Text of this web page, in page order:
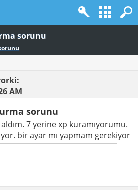
sorunu
AM
sorunu
7 yerine xp kuramıyorumu.
bir ayar mı yapmam gerekiyor